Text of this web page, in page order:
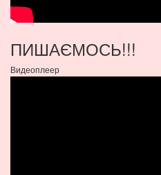
ПИШАЄМОСЬ!!!
Видеоплеер